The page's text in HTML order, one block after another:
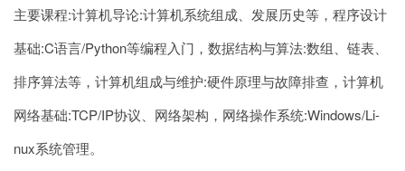
主要课程:计算机导论:计算机系统组成、发展历史等，程序设计
基础:C语言/Python等编程入门，数据结构与算法:数组、链表、
排序算法等，计算机组成与维护:硬件原理与故障排查，计算机
网络基础:TCP/IP协议、网络架构，网络操作系统:Windows/Li-
nux系统管理。